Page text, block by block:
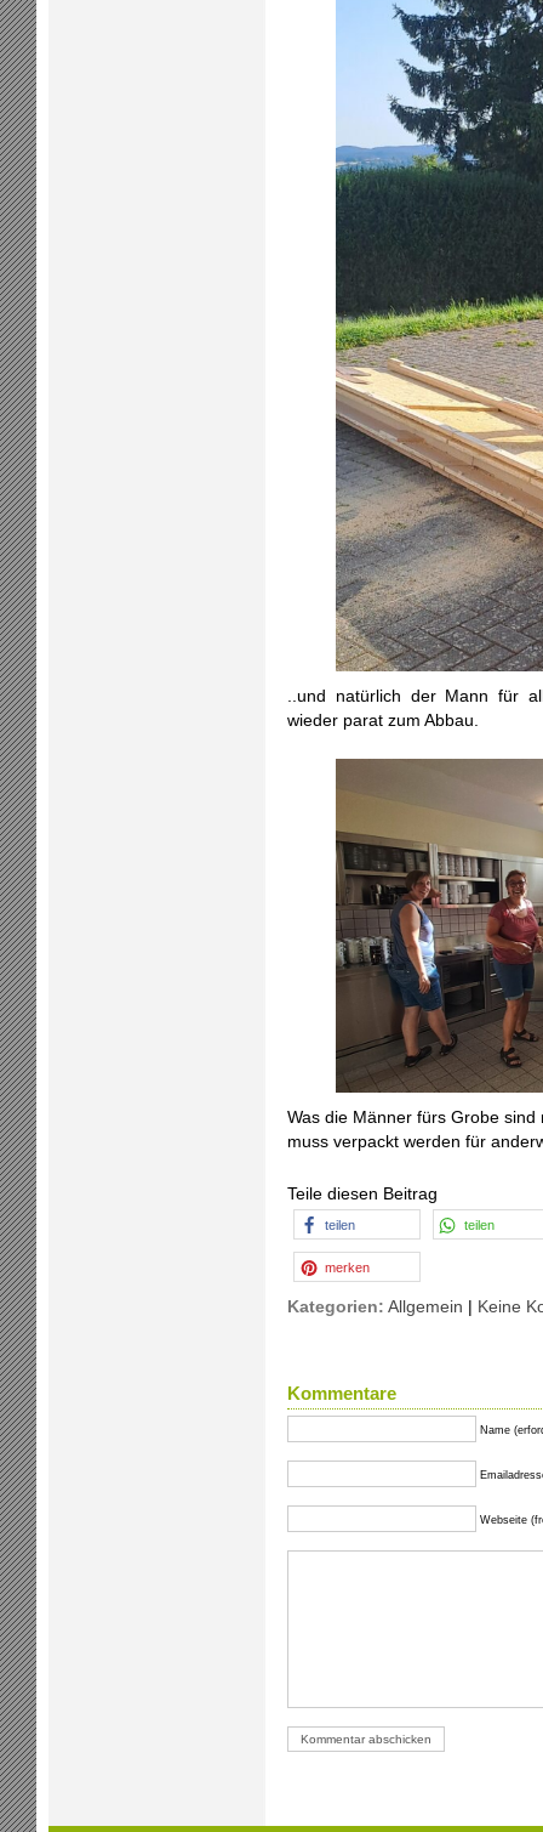
..und natürlich der Mann für
wieder parat zum Abbau.
Was die Männer fürs Grobe
muss verpackt werden für
Teile diesen Beitrag
teilen teilen
merken
Kategorien: Allgemein Keine
Kommentare
Name
Webseite